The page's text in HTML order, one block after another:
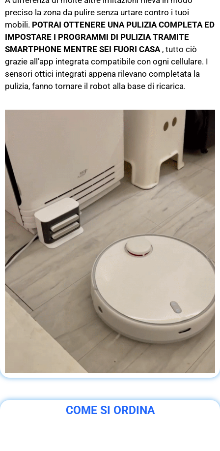
preciso la zona da pulire senza urtare contro i tuoi
mobili. POTRAI OTTENERE UNA PULIZIA COMPLETA ED
IMPOSTARE I PROGRAMMI DI PULIZIA TRAMITE
SMARTPHONE MENTRE SEI FUORI CASA, tutto ciò
grazie all’app integrata compatibile con ogni cellulare. I
sensori ottici integrati appena rilevano completata la
pulizia, fanno tornare il robot alla base di ricarica.
COME SI ORDINA